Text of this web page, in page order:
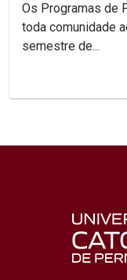
Os Programas de
toda comunidade
semestre de...